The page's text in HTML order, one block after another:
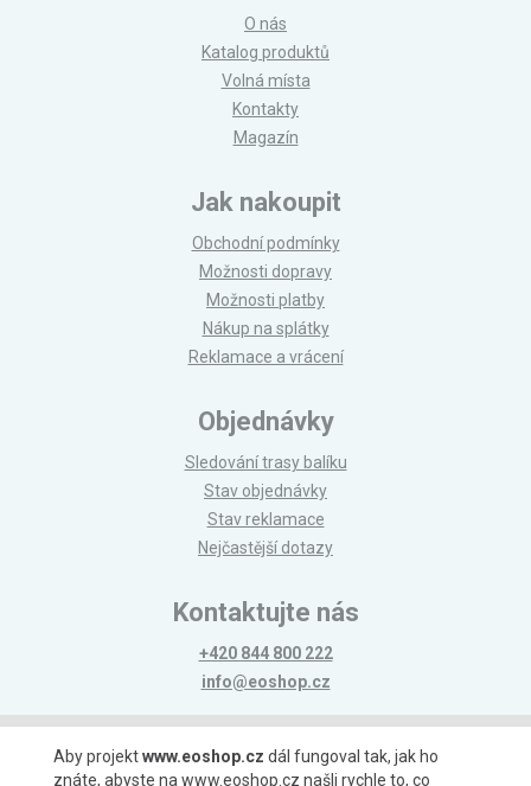
O nás
Katalog produktů
Volná místa
Kontakty
Magazín
Jak nakoupit
Obchodní podmínky
Možnosti dopravy
Možnosti platby
Nákup na splátky
Reklamace a vrácení
Objednávky
Sledování trasy balíku
Stav objednávky
Stav reklamace
Nejčastější dotazy
Kontaktujte nás
+420 844 800 222
info@eoshop.cz
Možnosti platby
Aby projektwww.eoshop.cz dál fungoval tak, jak ho
znáte, abyste na www.eoshop.cz našli rychle to, co